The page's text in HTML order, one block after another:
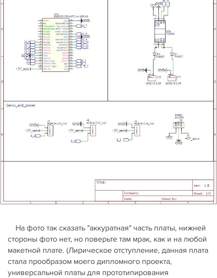
На фото так сказать "аккуратная" часть платы, нижней
стороны фото нет, но поверьте там мрак, как и на любой
макетной плате. (Лирическое отступление, данная плата
стала прообразом моего дипломного проекта,
универсальной платы для прототипирования